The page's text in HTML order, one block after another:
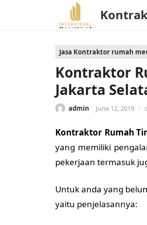
Jasa Kontraktor rumah
Kontraktor
Jakarta
admin June 12, 2019 •
Kontraktor Rumah
yang memiliki
pekerjaan termasuk
Untuk anda yang
yaitu penjelasannya: